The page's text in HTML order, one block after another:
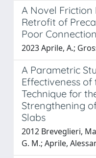
A Novel Friction
Retrofit of
Poor
2023 Aprile, A.;
A Parametric
Effectiveness of
Technique for
Strengthening
Slabs
2012 Breveglieri,
G. M.; Aprile,